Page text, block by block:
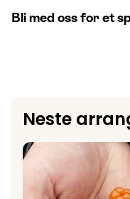
Bli med oss for et
Neste
Bærplukking –